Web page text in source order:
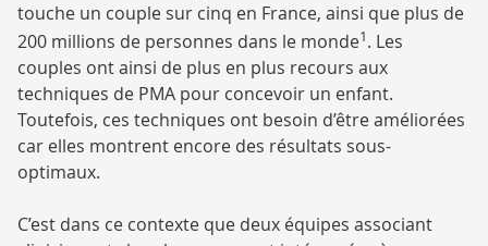
touche un couple sur cinq en France, ainsi que plus de
200 millions de personnes dans le monde1. Les
couples ont ainsi de plus en plus recours aux
techniques de PMA pour concevoir un enfant.
Toutefois, ces techniques ont besoin d’être améliorées
car elles montrent encore des résultats sous-
optimaux.
C’est dans ce contexte que deux équipes associant